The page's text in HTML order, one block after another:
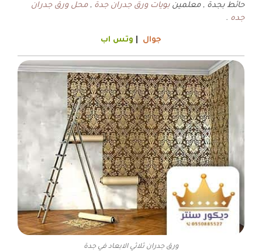
حائط بجدة , معلمين بويات ورق جدران جدة ,محل ورق جدران
جده .
جوال وتس اب
ورق جدران ثلاثي الابعاد في جدة